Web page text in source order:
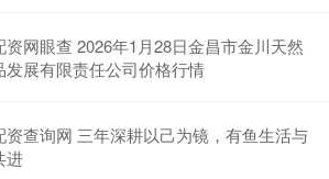
资网眼查 2026年1月28日金昌市金川天然
发展有限责任公司价格行情
资查询网 三年深耕以己为镜，有鱼生活与
进